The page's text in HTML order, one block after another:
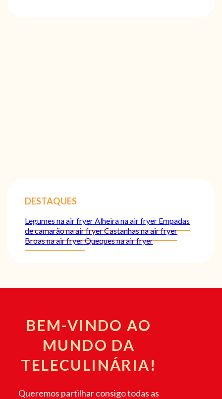
DESTAQUES
Legumes na air fryerAlheira na air fryer Empadas
de camarão na air fryerCastanhas na air fryer
Broas na air fryerQueques na air fryer
BEM-VINDO AO
MUNDO DA
TELECULINÁRIA!
Queremos partilhar consigo todas as